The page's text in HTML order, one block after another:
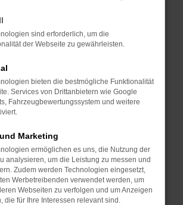
Browsererweiterungen.
wie Werbeblocker,
Laden bestimmter Seiten
oder in einem privaten
Gerät neu.
helfen, vorübergehende
dass dein Browser und dein
auf dem neuesten Stand
birgt nicht nur ein
sondern kann auch dazu
sind erforderlich, um die
der Webseite zu gewährleisten.
bieten die bestmögliche Funktionalität
Services von Drittanbietern wie Google
Fahrzeugbewertungssystem und weitere
Marketing
ermöglichen es uns, die Nutzung der
analysieren, um die Leistung zu messen und
Zudem werden Technologien eingesetzt,
Werbetreibenden verwendet werden, um
Webseiten zu verfolgen und um Anzeigen
die für Ihre Interessen relevant sind.